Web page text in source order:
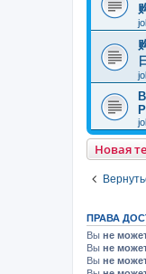
Новая
ПРАВА
Вы не
Вы не
Вы не